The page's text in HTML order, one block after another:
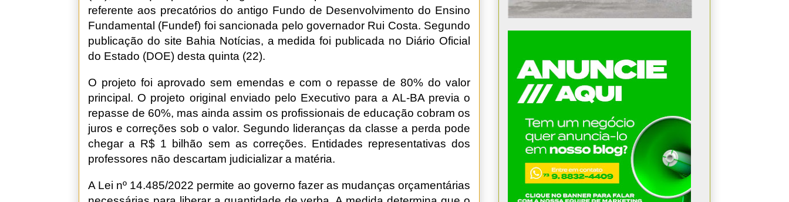
referente aos precatórios do antigo Fundo de Desenvolvimento do Ensino
Fundamental (Fundef) foi sancionada pelo governador Rui Costa. Segundo
publicação do site Bahia Notícias, a medida foi publicada no Diário Oficial
do Estado (DOE) desta quinta (22).
O projeto foi aprovado sem emendas e com o repasse de 80% do valor
principal. O projeto original enviado pelo Executivo para a AL-BA previa o
repasse de 60%, mas ainda assim os profissionais de educação cobram os
juros e correções sob o valor. Segundo lideranças da classe a perda pode
chegar a R$ 1 bilhão sem as correções. Entidades representativas dos
professores não descartam judicializar a matéria.
A Lei nº 14.485/2022 permite ao governo fazer as mudanças orçamentárias